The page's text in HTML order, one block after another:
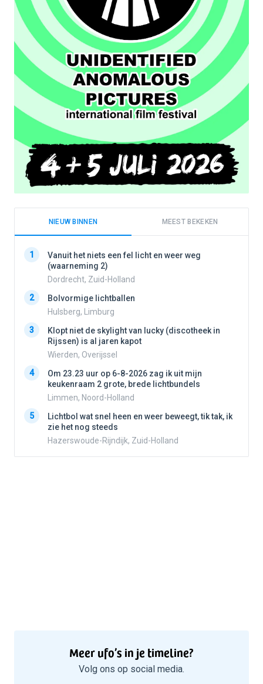
NIEUW BINNEN MEEST BEKEKEN
1
Vanuit het niets een fel licht en weer weg
(waarneming 2)
Dordrecht, Zuid-Holland
2
Bolvormige lichtballen
Hulsberg, Limburg
3
Klopt niet de skylight van lucky (discotheek in
Rijssen) is al jaren kapot
Wierden, Overijssel
4
Om 23.23 uur op 6-8-2026 zag ik uit mijn
keukenraam 2 grote, brede lichtbundels
Limmen, Noord-Holland
5
Lichtbol wat snel heen en weer beweegt, tik tak, ik
zie het nog steeds
Hazerswoude-Rijndijk, Zuid-Holland
Meer ufo’s in je timeline?
Volg ons op social media.